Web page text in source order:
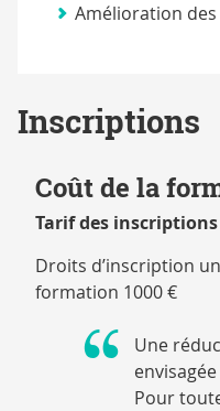
Amélioration
Inscriptions
Coût de la
Tarif des
Droits d’inscription
formation 1000 €
Une
Pour